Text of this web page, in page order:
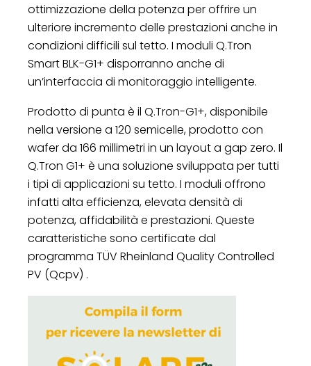
ottimizzazione della potenza per offrire un
ulteriore incremento delle prestazioni anche in
condizioni difficili sul tetto. I moduli Q.Tron
Smart BLK-G1+ disporranno anche di
un’interfaccia di monitoraggio intelligente.
Prodotto di punta è il Q.Tron-G1+, disponibile
nella versione a 120 semicelle, prodotto con
wafer da 166 millimetri in un layout a gap zero. Il
Q.Tron G1+ è una soluzione sviluppata per tutti
i tipi di applicazioni su tetto. I moduli offrono
infatti alta efficienza, elevata densità di
potenza, affidabilità e prestazioni. Queste
caratteristiche sono certificate dal
programma TÜV Rheinland Quality Controlled
PV (Qcpv) .